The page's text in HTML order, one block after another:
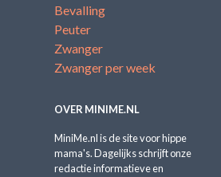
Bevalling
Peuter
Zwanger
Zwanger per week
OVER MINIME.NL
MiniMe.nl is de site voor hippe
mama's. Dagelijks schrijft onze
redactie informatieve en